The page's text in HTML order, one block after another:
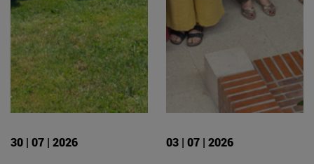
30 | 07 | 2026 03 | 07 | 2026